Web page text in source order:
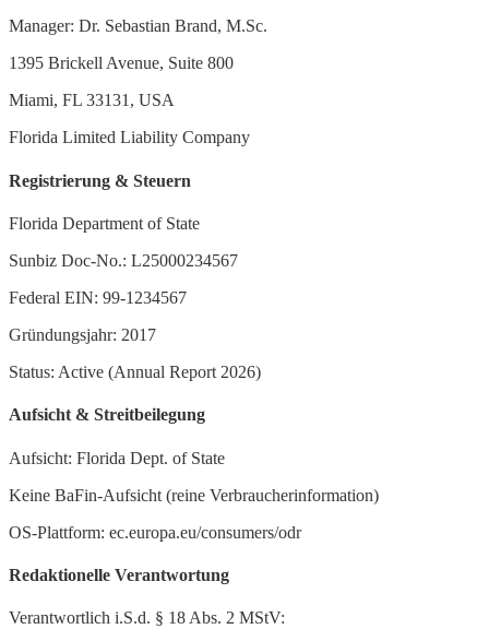
Manager: Dr. Sebastian Brand, M.Sc.
1395 Brickell Avenue, Suite 800
Miami, FL 33131, USA
Florida Limited Liability Company
Registrierung & Steuern
Florida Department of State
Sunbiz Doc-No.: L25000234567
Federal EIN: 99-1234567
Gründungsjahr: 2017
Status: Active (Annual Report 2026)
Aufsicht & Streitbeilegung
Aufsicht: Florida Dept. of State
Keine BaFin-Aufsicht (reine Verbraucherinformation)
OS-Plattform: ec.europa.eu/consumers/odr
Redaktionelle Verantwortung
Verantwortlich i.S.d. § 18 Abs. 2 MStV: